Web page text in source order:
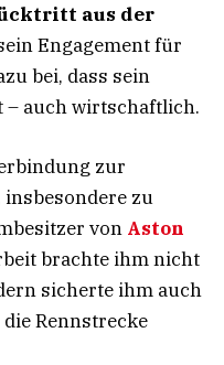
aus der
Engagement für
bei, dass sein
– auch wirtschaftlich.
zur
insbesondere zu
von Aston
brachte ihm nicht
sicherte ihm auch
Rennstrecke